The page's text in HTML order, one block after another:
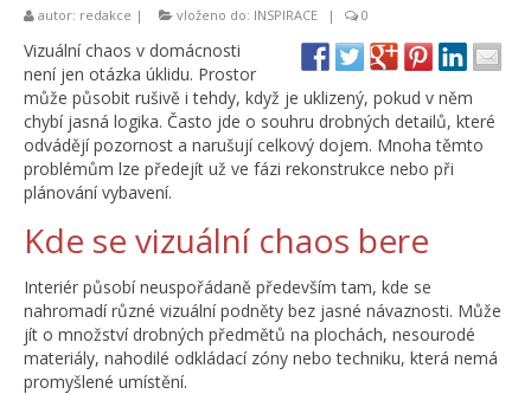
autor: redakce | vloženo do: INSPIRACE | 0
Vizuální chaos v domácnosti
není jen otázka úklidu. Prostor
může působit rušivě i tehdy, když je uklizený, pokud v něm
chybí jasná logika. Často jde o souhru drobných detailů, které
odvádějí pozornost a narušují celkový dojem. Mnoha těmto
problémům lze předejít už ve fázi rekonstrukce nebo při
plánování vybavení.
Kde se vizuální chaos bere
Interiér působí neuspořádaně především tam, kde se
nahromadí různé vizuální podněty bez jasné návaznosti. Může
jít o množství drobných předmětů na plochách, nesourodé
materiály, nahodilé odkládací zóny nebo techniku, která nemá
promyšlené umístění.